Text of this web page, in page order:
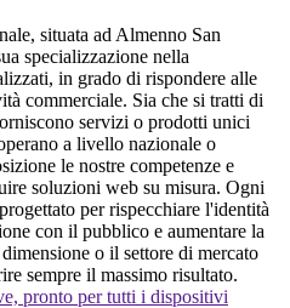
situata ad Almenno San
specializzazione nella
in grado di rispondere alle
commerciale. Sia che si tratti di
servizi o prodotti unici
a livello nazionale o
le nostre competenze e
soluzioni web su misura. Ogni
per rispecchiare l'identità
con il pubblico e aumentare la
o il settore di mercato
sempre il massimo risultato.
pronto per tutti i dispositivi